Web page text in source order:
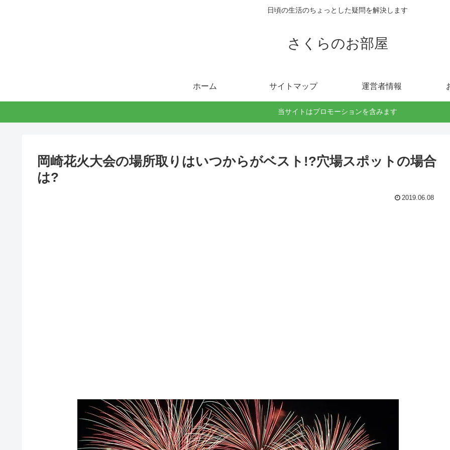
日頃の生活のちょっとした疑問を解決します
さくらのお部屋
ホーム サイトマップ 運営者情報
当サイトはプロモーションを含みます
岡崎花火大会の場所取りはいつからがベスト!?穴場スポットの場合
は?
2019.06.08